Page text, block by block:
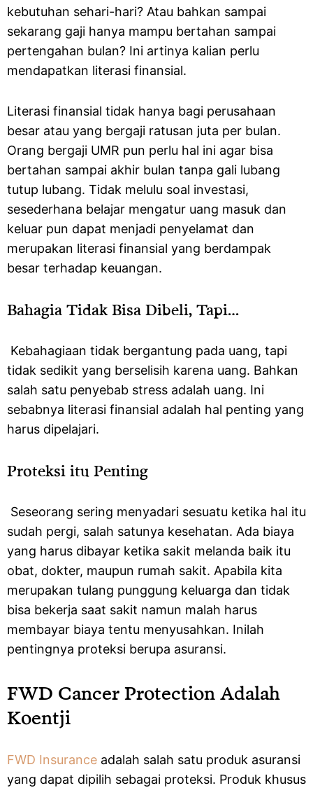
kebutuhan sehari-hari? Atau bahkan sampai
sekarang gaji hanya mampu bertahan sampai
pertengahan bulan? Ini artinya kalian perlu
mendapatkan literasi finansial.
Literasi finansial tidak hanya bagi perusahaan
besar atau yang bergaji ratusan juta per bulan.
Orang bergaji UMR pun perlu hal ini agar bisa
bertahan sampai akhir bulan tanpa gali lubang
tutup lubang. Tidak melulu soal investasi,
sesederhana belajar mengatur uang masuk dan
keluar pun dapat menjadi penyelamat dan
merupakan literasi finansial yang berdampak
besar terhadap keuangan.
Bahagia Tidak Bisa Dibeli, Tapi…
Kebahagiaan tidak bergantung pada uang, tapi
tidak sedikit yang berselisih karena uang. Bahkan
salah satu penyebab stress adalah uang. Ini
sebabnya literasi finansial adalah hal penting yang
harus dipelajari.
Proteksi itu Penting
Seseorang sering menyadari sesuatu ketika hal itu
sudah pergi, salah satunya kesehatan. Ada biaya
yang harus dibayar ketika sakit melanda baik itu
obat, dokter, maupun rumah sakit. Apabila kita
merupakan tulang punggung keluarga dan tidak
bisa bekerja saat sakit namun malah harus
membayar biaya tentu menyusahkan. Inilah
pentingnya proteksi berupa asuransi.
FWD Cancer Protection Adalah
Koentji
FWD Insurance adalah salah satu produk asuransi
yang dapat dipilih sebagai proteksi. Produk khusus